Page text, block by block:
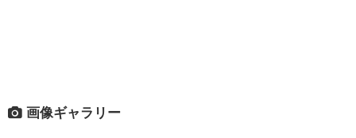
画像ギャラリー